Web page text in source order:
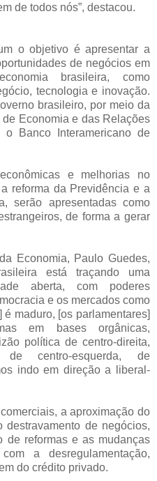
de todos nós”, destacou.
o objetivo é apresentar a
de negócios em
brasileira, como
tecnologia e inovação.
brasileiro, por meio da
Economia e das Relações
o Banco Interamericano de
e melhorias no
reforma da Previdência e a
serão apresentadas como
de forma a gerar
Economia, Paulo Guedes,
está traçando uma
aberta, com poderes
e os mercados como
maduro, [os parlamentares]
em bases orgânicas,
política de centro-direita,
centro-esquerda, de
indo em direção a liberal-
a aproximação do
de negócios,
de reformas e as mudanças
a desregulamentação,
do crédito privado.